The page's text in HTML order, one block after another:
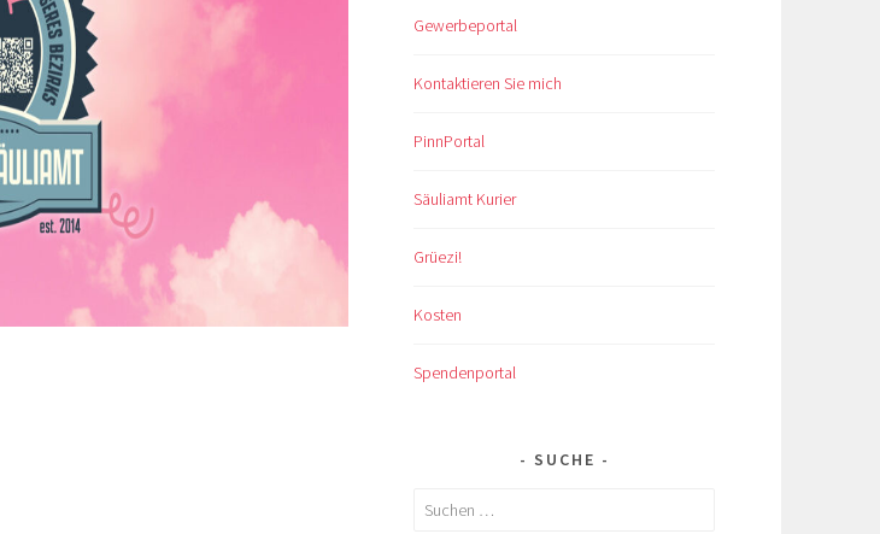
Gewerbeportal
Kontaktieren Sie mich
PinnPortal
Säuliamt Kurier
Grüezi!
Kosten
Spendenportal
SUCHE
Suche